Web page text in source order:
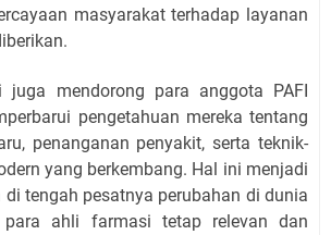
masyarakat terhadap layanan
juga mendorong para anggota PAFI
pengetahuan mereka tentang
penanganan penyakit, serta teknik-
yang berkembang. Hal ini menjadi
di tengah pesatnya perubahan di dunia
para ahli farmasi tetap relevan dan